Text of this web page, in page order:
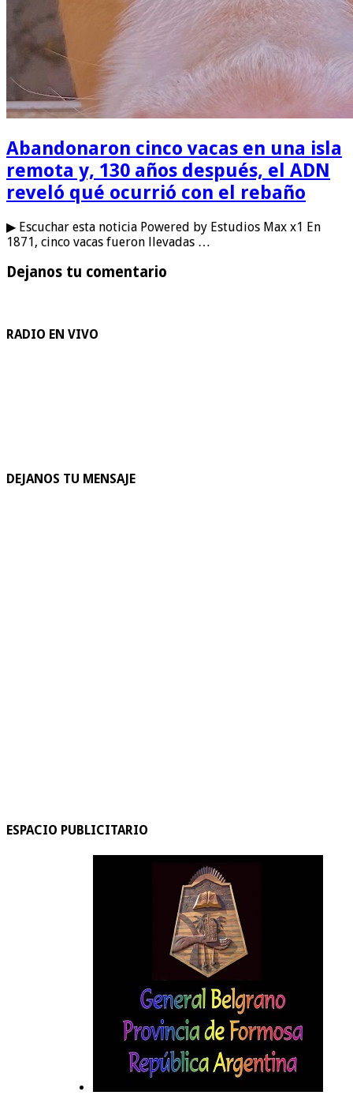
Abandonaron cinco vacas en una isla
remota y, 130 años después, el ADN
reveló qué ocurrió con el rebaño
▶ Escuchar esta noticia Powered by Estudios Max x1 En
1871, cinco vacas fueron llevadas …
Dejanos tu comentario
RADIO EN VIVO
DEJANOS TU MENSAJE
ESPACIO PUBLICITARIO